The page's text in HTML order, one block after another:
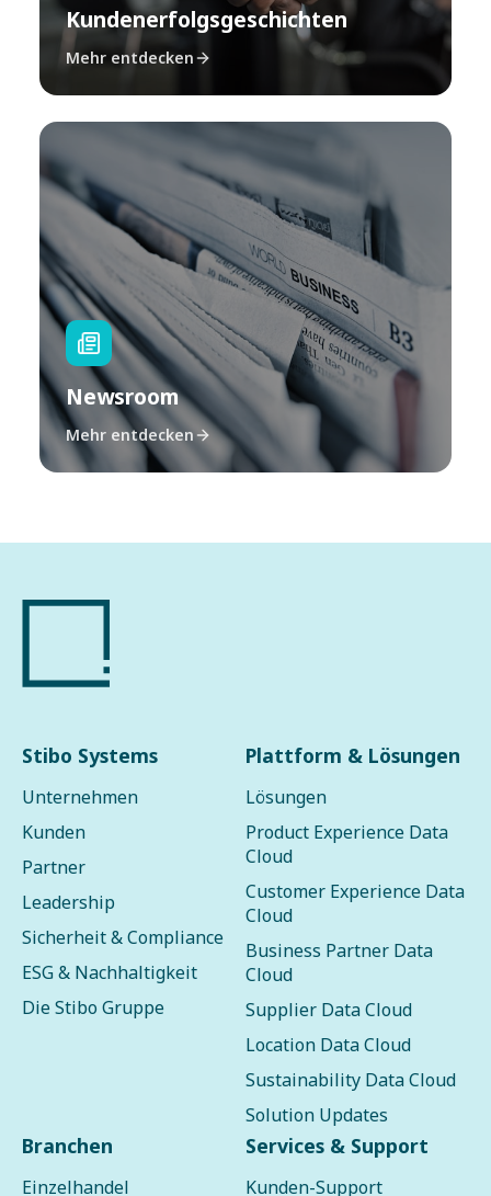
Kundenerfolgsgeschichten
Mehr entdecken
Newsroom
Mehr entdecken
Stibo Systems
Unternehmen
Kunden
Partner
Leadership
Sicherheit & Compliance
ESG & Nachhaltigkeit
Die Stibo Gruppe
Plattform & Lösungen
Lösungen
Product Experience Data
Cloud
Customer Experience Data
Cloud
Business Partner Data
Cloud
Supplier Data Cloud
Location Data Cloud
Sustainability Data Cloud
Solution Updates
Branchen
Einzelhandel
Services & Support
Kunden-Support